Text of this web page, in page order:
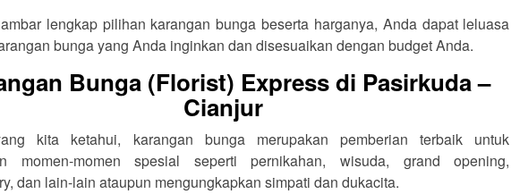
lengkap pilihan karangan bunga beserta harganya, Anda dapat leluasa
bunga yang Anda inginkan dan disesuaikan dengan budget Anda.
Bunga (Florist) Express di Pasirkuda –
Cianjur
kita ketahui, karangan bunga merupakan pemberian terbaik untuk
momen-momen spesial seperti pernikahan, wisuda, grand opening,
dan lain-lain ataupun mengungkapkan simpati dan dukacita.